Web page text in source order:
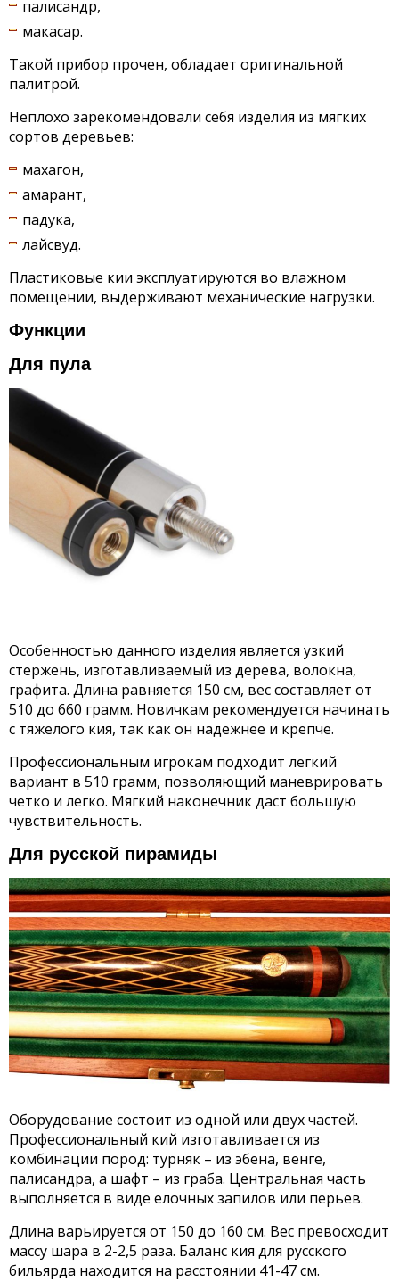
палисандр,
макасар.
Такой прибор прочен, обладает оригинальной
палитрой.
Неплохо зарекомендовали себя изделия из мягких
сортов деревьев:
махагон,
амарант,
падука,
лайсвуд.
Пластиковые кии эксплуатируются во влажном
помещении, выдерживают механические нагрузки.
Функции
Для пула
Особенностью данного изделия является узкий
стержень, изготавливаемый из дерева, волокна,
графита. Длина равняется 150 см, вес составляет от
510 до 660 грамм. Новичкам рекомендуется начинать
с тяжелого кия, так как он надежнее и крепче.
Профессиональным игрокам подходит легкий
вариант в 510 грамм, позволяющий маневрировать
четко и легко. Мягкий наконечник даст большую
чувствительность.
Для русской пирамиды
Оборудование состоит из одной или двух частей.
Профессиональный кий изготавливается из
комбинации пород: турняк – из эбена, венге,
палисандра, а шафт – из граба. Центральная часть
выполняется в виде елочных запилов или перьев.
Длина варьируется от 150 до 160 см. Вес превосходит
массу шара в 2-2,5 раза. Баланс кия для русского
бильярда находится на расстоянии 41-47 см.